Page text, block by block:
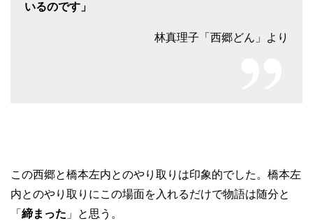
いるのです」
林真理子「西郷どん」より
この西郷と橋本左内とのやり取りは印象的でした。橋本左
内とのやり取りにこの場面を入れるだけで物語は随分と
「 締まった 」と思う。